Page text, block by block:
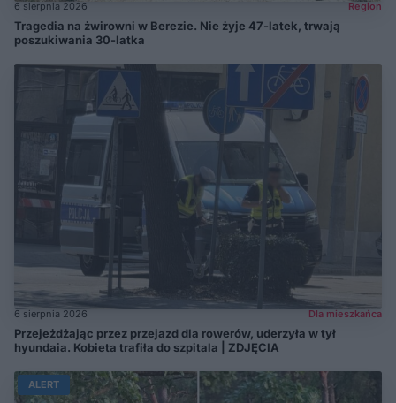
6 sierpnia 2026 Region
Tragedia na żwirowni w Berezie. Nie żyje 47-latek, trwają
poszukiwania 30-latka
6 sierpnia 2026 Dla mieszkańca
Przejeżdżając przez przejazd dla rowerów, uderzyła w tył
hyundaia. Kobieta trafiła do szpitala | ZDJĘCIA
ALERT